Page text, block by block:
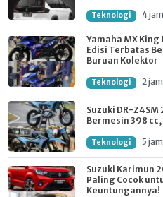
Teknologi 4 jam
Yamaha MX
Edisi Terbatas
Buruan Kolektor
Teknologi 2 jam
Suzuki DR-
Bermesin 398
Teknologi 5 jam
Suzuki Karimun
Paling Cocok
Keuntungannya!